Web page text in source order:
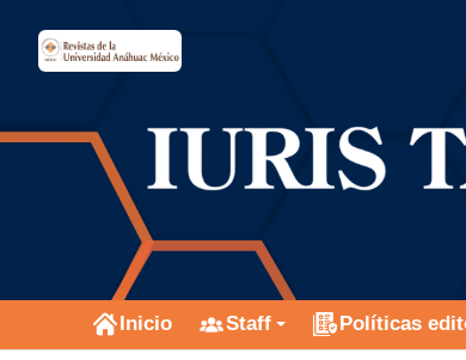
Inicio Staff Políticas